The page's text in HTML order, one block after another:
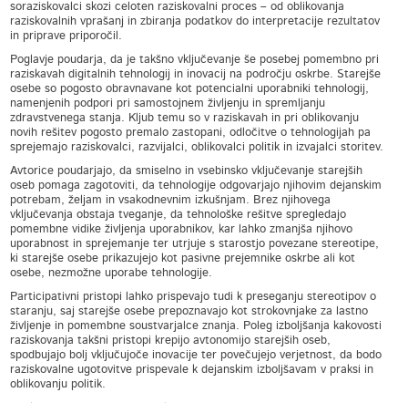
soraziskovalci skozi celoten raziskovalni proces – od oblikovanja
raziskovalnih vprašanj in zbiranja podatkov do interpretacije rezultatov
in priprave priporočil.
Poglavje poudarja, da je takšno vključevanje še posebej pomembno pri
raziskavah digitalnih tehnologij in inovacij na področju oskrbe. Starejše
osebe so pogosto obravnavane kot potencialni uporabniki tehnologij,
namenjenih podpori pri samostojnem življenju in spremljanju
zdravstvenega stanja. Kljub temu so v raziskavah in pri oblikovanju
novih rešitev pogosto premalo zastopani, odločitve o tehnologijah pa
sprejemajo raziskovalci, razvijalci, oblikovalci politik in izvajalci storitev.
Avtorice poudarjajo, da smiselno in vsebinsko vključevanje starejših
oseb pomaga zagotoviti, da tehnologije odgovarjajo njihovim dejanskim
potrebam, željam in vsakodnevnim izkušnjam. Brez njihovega
vključevanja obstaja tveganje, da tehnološke rešitve spregledajo
pomembne vidike življenja uporabnikov, kar lahko zmanjša njihovo
uporabnost in sprejemanje ter utrjuje s starostjo povezane stereotipe,
ki starejše osebe prikazujejo kot pasivne prejemnike oskrbe ali kot
osebe, nezmožne uporabe tehnologije.
Participativni pristopi lahko prispevajo tudi k preseganju stereotipov o
staranju, saj starejše osebe prepoznavajo kot strokovnjake za lastno
življenje in pomembne soustvarjalce znanja. Poleg izboljšanja kakovosti
raziskovanja takšni pristopi krepijo avtonomijo starejših oseb,
spodbujajo bolj vključujoče inovacije ter povečujejo verjetnost, da bodo
raziskovalne ugotovitve prispevale k dejanskim izboljšavam v praksi in
oblikovanju politik.